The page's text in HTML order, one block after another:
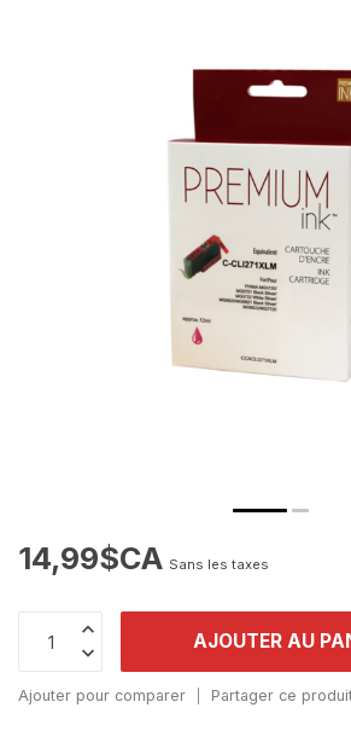
14,99$CA Sans les taxes
AJOUTER AU
Ajouter pour comparer Partager ce